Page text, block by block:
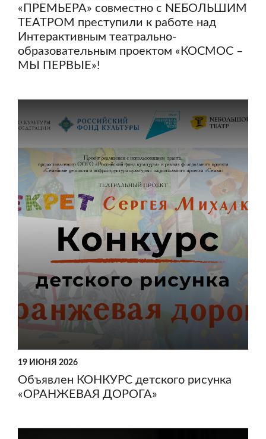
«ПРЕМЬЕРА» совместно с NEБОЛЬШИМ
ТЕАТРОМ преступили к работе над
Интерактивным театрально-
образовательным проектом «КОСМОС –
МЫ ПЕРВЫЕ»!
19 ИЮНЯ 2026
Объявлен КОНКУРС детского рисунка
«ОРАНЖЕВАЯ ДОРОГА»